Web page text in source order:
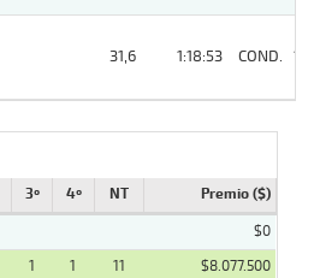
31,6 1:18:53 COND. 13
3º 4º NT Premio ($)
$0
1 1 11
$8.077.500